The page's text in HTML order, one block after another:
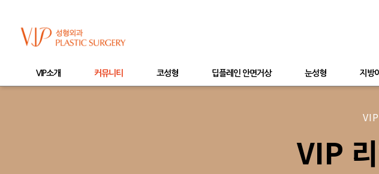
VIP소개 커뮤니티 코성형 딥플레인 안면거상 눈성형 지방
VIP